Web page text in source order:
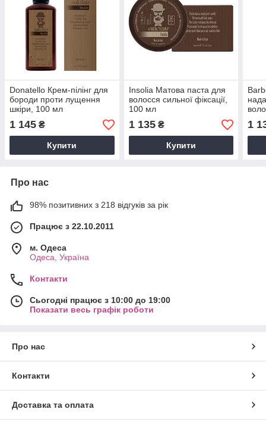
Donatello Крем-пілінг для
бороди проти лущення
шкіри, 100 мл
1 145 ₴
Купити
Insolia Матова паста для
волосся сильної фіксації,
100 мл
1 135₴
Купити
1
Про нас
98% позитивних з 218 відгуків за рік
Працює з 22.10.2011
м. Одеса
Одеса, Україна
Контакти
Сьогодні працює з 10:00 до 19:00
Показати весь графік роботи
Про нас
Контакти
Доставка та оплата